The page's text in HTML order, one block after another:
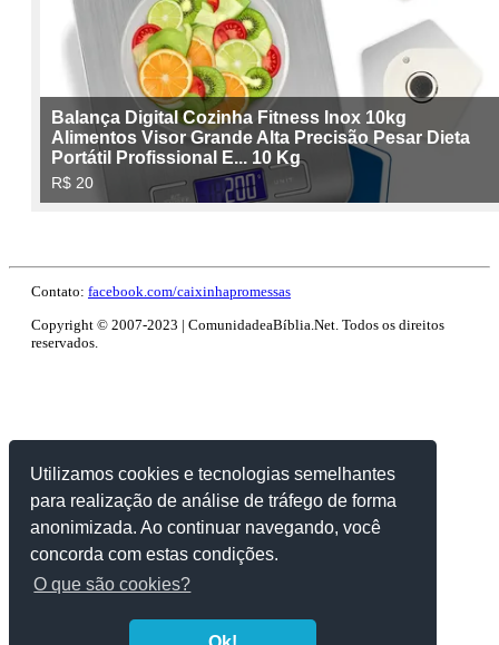
Utilizamos cookies e tecnologias semelhantes
para realização de análise de tráfego de forma
anonimizada. Ao continuar navegando, você
concorda com estas condições.
O que são cookies?
Contato: facebook.com/caixinhapromessas
Copyright © 2007-2023 | ComunidadeaBíblia.Net. Todos os direitos
reservados.